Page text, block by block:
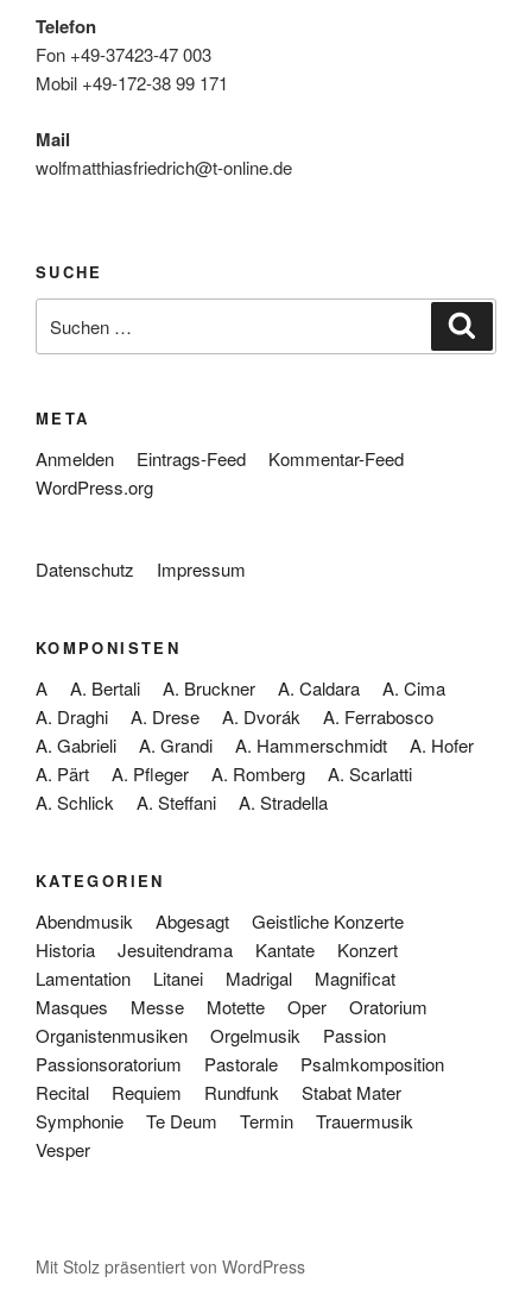
Telefon
Fon +49-37423-47 003
Mobil +49-172-38 99 171
Mail
wolfmatthiasfriedrich@t-online.de
SUCHE
nach:
META
Anmelden Eintrags-Feed
Kommentar-Feed
WordPress.org
Datenschutz Impressum
KOMPONISTEN
A A. Bertali A. Bruckner A. Caldara
A. Cima
A. Draghi
A. Drese A. Dvorák
A. Ferrabosco
A. Gabrieli
A. Grandi A. Hammerschmidt
A. Hofer
A. Pärt
A. Pfleger A. Romberg
A. Scarlatti
A. Schlick
A. Steffani A. Stradella
KATEGORIEN
Abendmusik Abgesagt
Geistliche Konzerte
Historia
Jesuitendrama Kantate
Konzert
Lamentation
Litanei Madrigal
Magnificat
Masques
Messe Motette Oper
Oratorium
Organistenmusiken
Orgelmusik
Passion
Passionsoratorium
Pastorale
Psalmkomposition
Recital
Requiem Rundfunk
Stabat Mater
Symphonie
Te Deum Termin
Trauermusik
Vesper
Mit Stolz präsentiert von WordPress